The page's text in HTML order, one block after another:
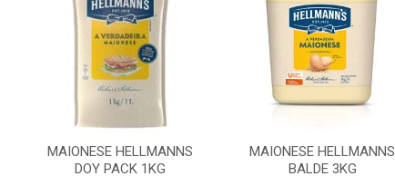
MAIONESE HELLMANNS
DOY PACK 1KG
MAIONESE HELLMANNS
BALDE 3KG